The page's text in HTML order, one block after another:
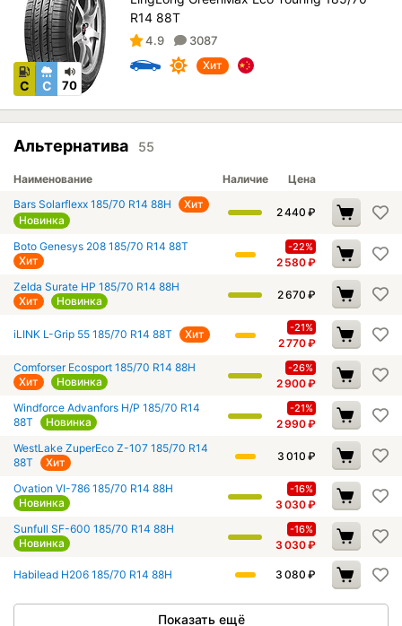
C C 70
R14 88T
4.9 3087
Хит
Альтернатива 55
Наименование Наличие
Цена
Bars Solarflexx 185/70 R14 88H
Хит
Новинка
2 440 ₽
Boto Genesys 208 185/70 R14 88T
Хит
-22%
2 580₽
Zelda Surate HP 185/70 R14 88H
Хит
Новинка 2 670 ₽
iLINK L-Grip 55 185/70 R14 88T Хит -21%
2 770₽
Comforser Ecosport 185/70 R14 88H
Хит
Новинка
-26%
2 900₽
Windforce Advanfors H/P 185/70 R14
88T
Новинка
-21%
2 990₽
WestLake ZuperEco Z-107 185/70 R14
88T
Хит 3 010 ₽
Ovation VI-786 185/70 R14 88H
Новинка
-16%
3 030₽
Sunfull SF-600 185/70 R14 88H
Новинка
-16%
3 030₽
Habilead H206 185/70 R14 88H 3 080 ₽
Показать ещё